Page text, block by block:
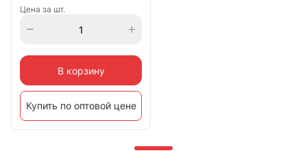
Цена за шт.
В корзину
Купить по оптовой цене